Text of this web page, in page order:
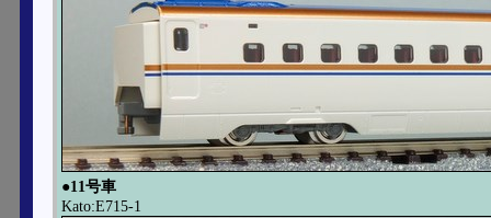
●11号車
Kato:E715-1